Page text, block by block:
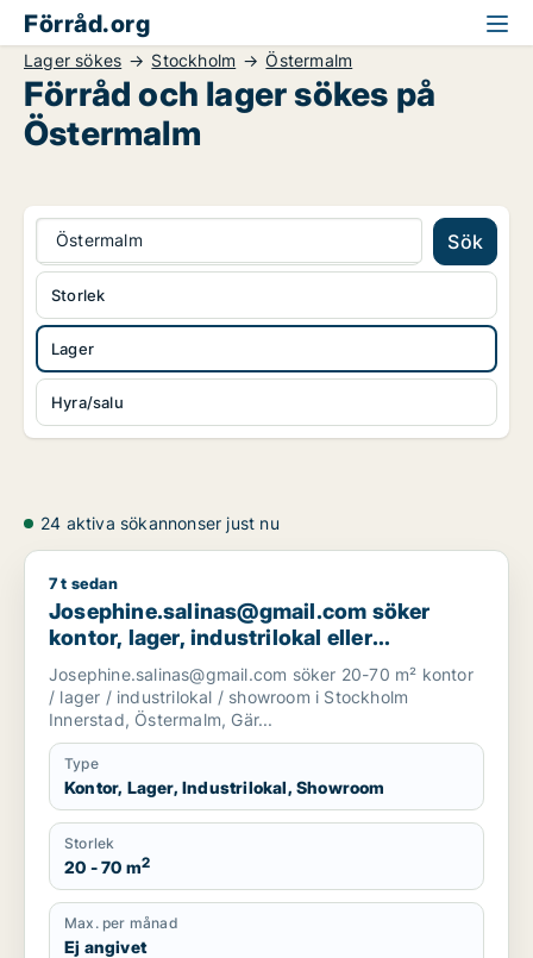
Förråd.org
Lager sökes Stockholm Östermalm
Förråd och lager sökes på
Östermalm
Östermalm Sök
Lager
Hyra/salu
Storlek
24 aktiva sökannonser just nu
Josephine.salinas@gmail.com söker kontor, lager,
7 t sedan
Josephine.salinas@gmail.com söker
kontor, lager, industrilokal eller
showroom för uthyrning i Stockholm
Innerstad, Östermalm eller
Gärdet/Djurgården m.fl.
Josephine.salinas@gmail.com söker 20-70 m² kontor
/ lager / industrilokal / showroom i Stockholm
Innerstad, Östermalm, Gär...
Type
Kontor, Lager, Industrilokal, Showroom
Storlek
20 - 70 m2
Max. per månad
Ej angivet